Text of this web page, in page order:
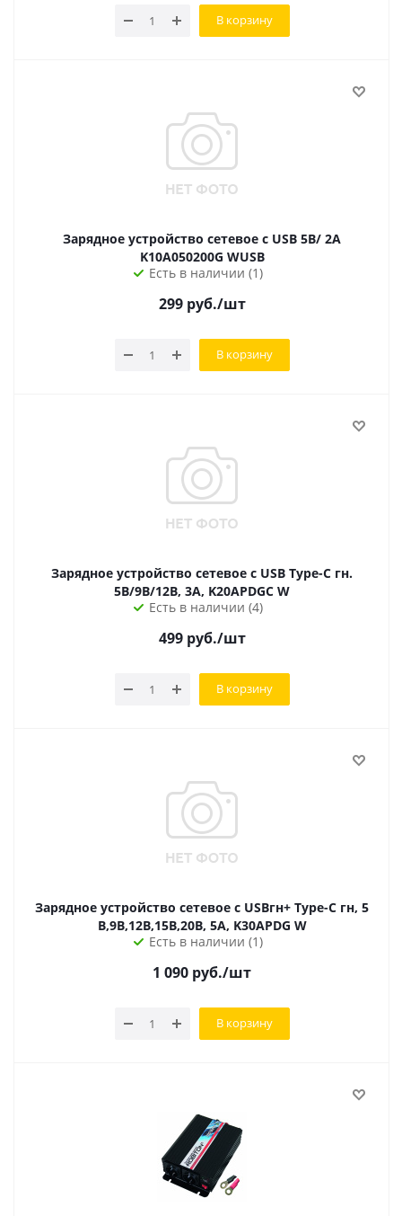
В корзину
Зарядное устройство сетевое с USB 5B/ 2A
K10A050200G WUSB
Есть в наличии (1)
299руб./шт
В корзину
Зарядное устройство сетевое с USB Type-C гн.
5B/9В/12В, 3A, K20APDGC W
Есть в наличии (4)
499руб./шт
В корзину
Зарядное устройство сетевое с USBгн+ Type-C гн, 5
В,9В,12В,15В,20В, 5A, K30APDG W
Есть в наличии (1)
1 090 руб./шт
В корзину